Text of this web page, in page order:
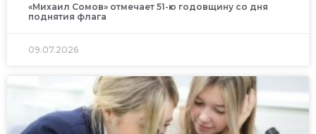
«Михаил Сомов» отмечает 51-ю годовщину со дня
поднятия флага
09.07.2026